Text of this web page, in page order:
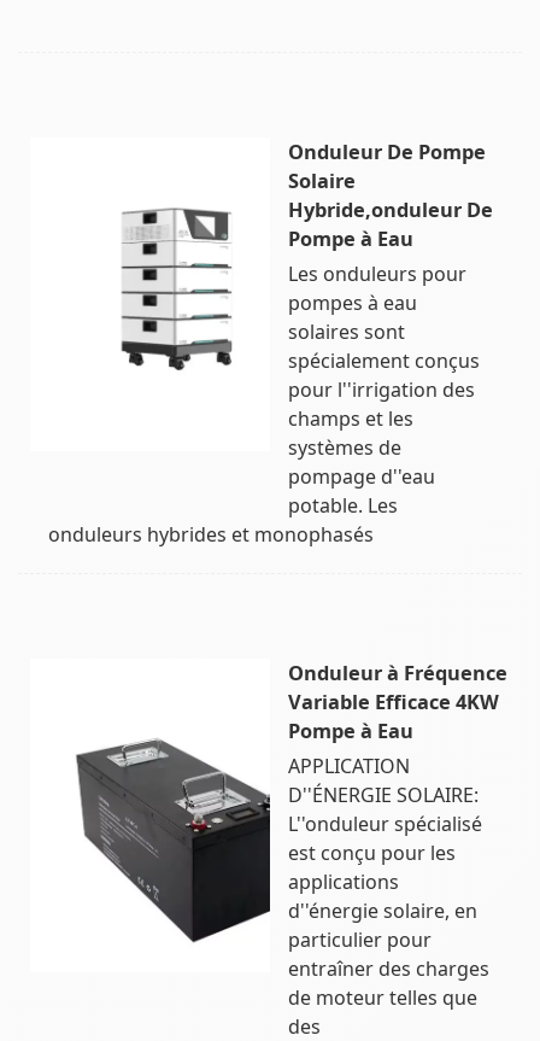
Onduleur De Pompe
Solaire
Hybride,onduleur De
Pompe à Eau
Les onduleurs pour
pompes à eau
solaires sont
spécialement conçus
pour l''irrigation des
champs et les
systèmes de
pompage d''eau
potable. Les
onduleurs hybrides et monophasés
Onduleur à Fréquence
Variable Efficace 4KW
Pompe à Eau
APPLICATION
D''ÉNERGIE SOLAIRE:
L''onduleur spécialisé
est conçu pour les
applications
d''énergie solaire, en
particulier pour
entraîner des charges
de moteur telles que
des